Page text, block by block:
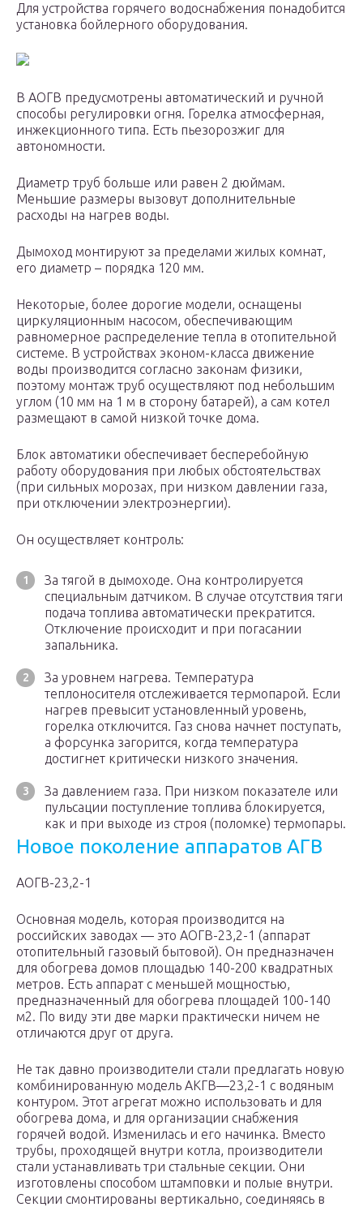
Для устройства горячего водоснабжения понадобится
установка бойлерного оборудования.
В АОГВ предусмотрены автоматический и ручной
способы регулировки огня. Горелка атмосферная,
инжекционного типа. Есть пьезорозжиг для
автономности.
Диаметр труб больше или равен 2 дюймам.
Меньшие размеры вызовут дополнительные
расходы на нагрев воды.
Дымоход монтируют за пределами жилых комнат,
его диаметр – порядка 120 мм.
Некоторые, более дорогие модели, оснащены
циркуляционным насосом, обеспечивающим
равномерное распределение тепла в отопительной
системе. В устройствах эконом-класса движение
воды производится согласно законам физики,
поэтому монтаж труб осуществляют под небольшим
углом (10 мм на 1 м в сторону батарей), а сам котел
размещают в самой низкой точке дома.
Блок автоматики обеспечивает бесперебойную
работу оборудования при любых обстоятельствах
(при сильных морозах, при низком давлении газа,
при отключении электроэнергии).
Он осуществляет контроль:
За тягой в дымоходе. Она контролируется
специальным датчиком. В случае отсутствия тяги
подача топлива автоматически прекратится.
Отключение происходит и при погасании
запальника.
За уровнем нагрева. Температура
теплоносителя отслеживается термопарой. Если
нагрев превысит установленный уровень,
горелка отключится. Газ снова начнет поступать,
а форсунка загорится, когда температура
достигнет критически низкого значения.
За давлением газа. При низком показателе или
пульсации поступление топлива блокируется,
как и при выходе из строя (поломке) термопары.
Новое поколение аппаратов АГВ
АОГВ-23,2-1
Основная модель, которая производится на
российских заводах — это АОГВ-23,2-1 (аппарат
отопительный газовый бытовой). Он предназначен
для обогрева домов площадью 140-200 квадратных
метров. Есть аппарат с меньшей мощностью,
предназначенный для обогрева площадей 100-140
м2. По виду эти две марки практически ничем не
отличаются друг от друга.
Не так давно производители стали предлагать новую
комбинированную модель АКГВ—23,2-1 с водяным
контуром. Этот агрегат можно использовать и для
обогрева дома, и для организации снабжения
горячей водой. Изменилась и его начинка. Вместо
трубы, проходящей внутри котла, производители
стали устанавливать три стальные секции. Они
изготовлены способом штамповки и полые внутри.
Секции смонтированы вертикально, соединяясь в